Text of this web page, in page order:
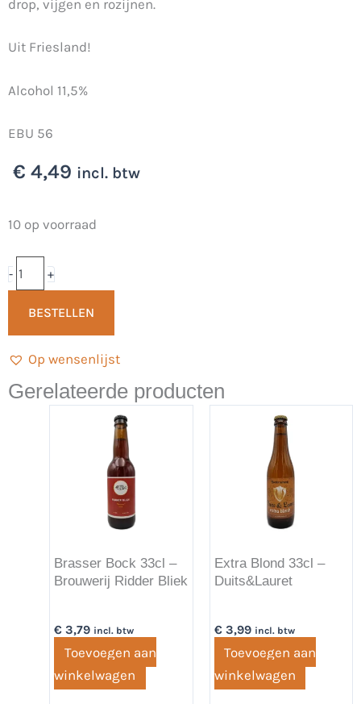
drop, vijgen en rozijnen.
Uit Friesland!
Alcohol 11,5%
EBU 56
€ 4,49 incl. btw
10 op voorraad
-
Elixer
Berenburg
33cl
Brouwerij
Grutte
Pier
aantal
+
BESTELLEN
Op wensenlijst
Gerelateerde producten
Brasser Bock 33cl –
Brouwerij Ridder Bliek
€ 3,79 incl. btw
Toevoegen aan
winkelwagen
Extra Blond 33cl –
Duits&Lauret
€3,99 incl. btw
Toevoegen aan
winkelwagen